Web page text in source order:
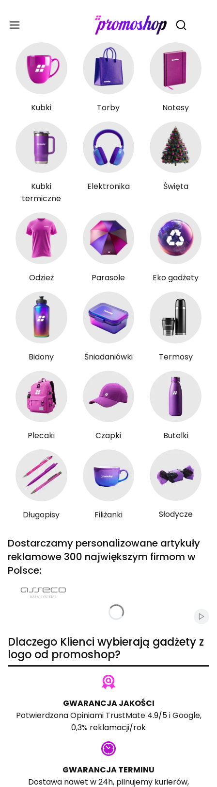
Otwórz
Kubki Torby Notesy
Kubki
termiczne
Elektronika Święta
Odzież Parasole Eko gadżety
Bidony Śniadaniówki Termosy
Plecaki Czapki Butelki
Długopisy Filiżanki Słodycze
Dostarczamy personalizowane artykuły
reklamowe 300 największym firmom w
Polsce:
Dlaczego Klienci wybierają gadżety z
logo od promoshop?
GWARANCJA JAKOŚCI
PotwierdzonaOpiniami TrustMate4.9/5 iGoogle,
0,3% reklamacji/rok
GWARANCJA TERMINU
Dostawa nawet w 24h, pilnujemy kurierów,